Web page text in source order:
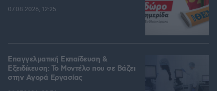
07.08.2026, 12:25
Επαγγελματική Εκπαίδευση &
Εξειδίκευση: Το Mοντέλο που σε Bάζει
στην Aγορά Eργασίας